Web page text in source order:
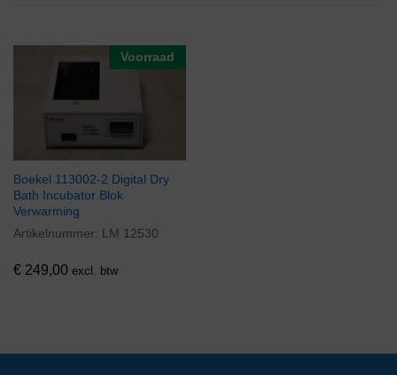
Voorraad
Boekel 113002-2 Digital Dry
Bath Incubator Blok
Verwarming
Artikelnummer: LM 12530
€ 249,00 excl. btw